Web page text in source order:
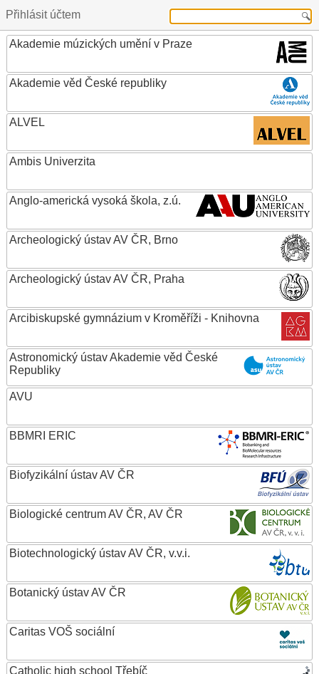
Přihlásit účtem
Akademie múzických umění v Praze
Akademie věd České republiky
ALVEL
Ambis Univerzita
Anglo-americká vysoká škola, z.ú.
Archeologický ústav AV ČR, Brno
Archeologický ústav AV ČR, Praha
Arcibiskupské gymnázium v Kroměříži - Knihovna
Astronomický ústav Akademie věd České
Republiky
AVU
BBMRI ERIC
Biofyzikální ústav AV ČR
Biologické centrum AV ČR, AV ČR
Biotechnologický ústav AV ČR, v.v.i.
Botanický ústav AV ČR
Caritas VOŠ sociální
Catholic high school Třebíč